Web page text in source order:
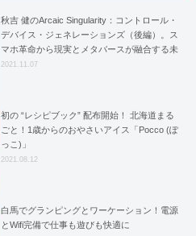
秋吉 健のArcaic Singularity：コントロール・
デバイス・ジェネレーションズ（後編）。ス
マホ革命から現実とメタバースが融合する未
来を考える【コラム】
2021.11.07
初の “レシピブック” 配布開始！ 北海道まる
ごと！1歳からのおやさいアイス「Pocco (ぽ
っこ)」
2021.08.12
白馬でグランピングとワーケーション！電源
とWifi完備で仕事も遊びも快適に